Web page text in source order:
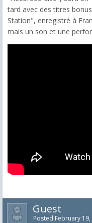
tard avec des titres
Station", enregistré à
mais un son et une
Guest
Posted February